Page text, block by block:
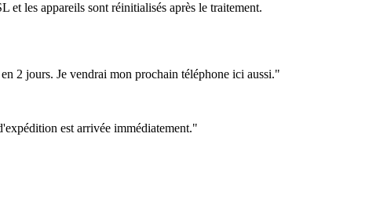
et les appareils sont réinitialisés après le traitement.
2 jours. Je vendrai mon prochain téléphone ici aussi."
est arrivée immédiatement."